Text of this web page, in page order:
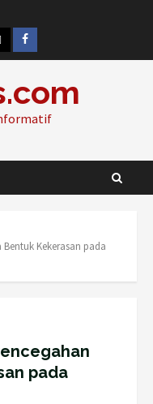
Facebook
Kekerasan pada
pada